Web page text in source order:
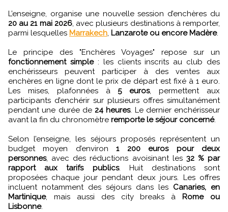
L’enseigne, organise une nouvelle session d’enchères du
20 au 21 mai 2026, avec plusieurs destinations à remporter,
parmi lesquelles Marrakech, Lanzarote ou encore Madère.
Le principe des "Enchères Voyages" repose sur un
fonctionnement simple: les clients inscrits au club des
enchérisseurs peuvent participer à des ventes aux
enchères en ligne dont le prix de départ est fixé à 1 euro.
Les mises, plafonnées à5 euros, permettent aux
participants d’enchérir sur plusieurs offres simultanément
pendant une durée de 24 heures. Le dernier enchérisseur
avant la fin du chronomètre remporte le séjour concerné.
Selon l’enseigne, les séjours proposés représentent un
budget moyen d’environ1 200 euros pour deux
personnes, avec des réductions avoisinant les 32 % par
rapport aux tarifs publics. Huit destinations sont
proposées chaque jour pendant deux jours. Les offres
incluent notamment des séjours dans les Canaries, en
Martinique, mais aussi des city breaks à Rome ou
Lisbonne.